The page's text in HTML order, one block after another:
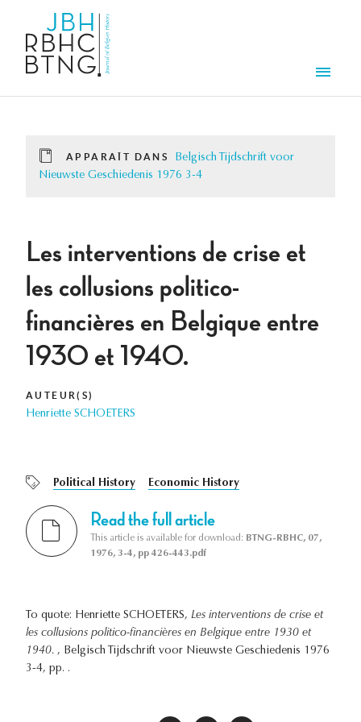
APPARAÎT DANS
Belgisch Tijdschrift voor
Nieuwste Geschiedenis 1976 3-4
Les interventions de crise et
les collusions politico-
financières en Belgique entre
1930 et 1940.
AUTEUR(S)
Henriette SCHOETERS
Political History Economic History
Read the full article
This article is available for download: BTNG-RBHC, 07,
1976, 3-4, pp 426-443.pdf
To quote: Henriette SCHOETERS, Les interventions de crise et
les collusions politico-financières en Belgique entre 1930 et
1940. , Belgisch Tijdschrift voor Nieuwste Geschiedenis 1976
3-4, pp. .